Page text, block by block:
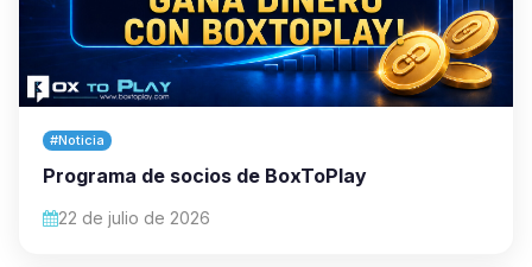
#Noticia
Programa de socios de BoxToPlay
22 de julio de 2026